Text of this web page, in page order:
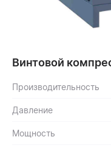
Винтовой
Производительность
Давление
Мощность